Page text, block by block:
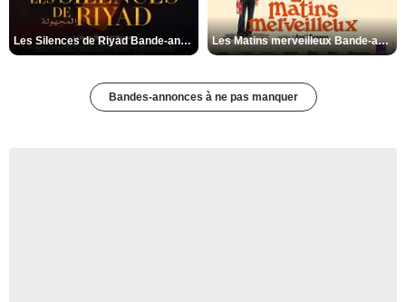
Les Silences de Riyad Bande-annonce VO STFR Les Matins merveilleux Bande-annonce VF
Bandes-annonces à ne pas manquer